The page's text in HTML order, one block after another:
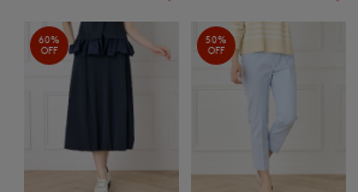
60%
OFF
50%
OFF